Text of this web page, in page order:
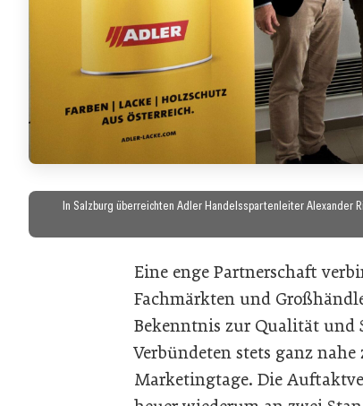
In Salzburg überreichten Adler Handelsspartenleiter Alexander
Eine enge Partnerschaft
Fachmärkten und
Bekenntnis zur Qualität und
Verbündeten stets ganz
Marketingtage. Die